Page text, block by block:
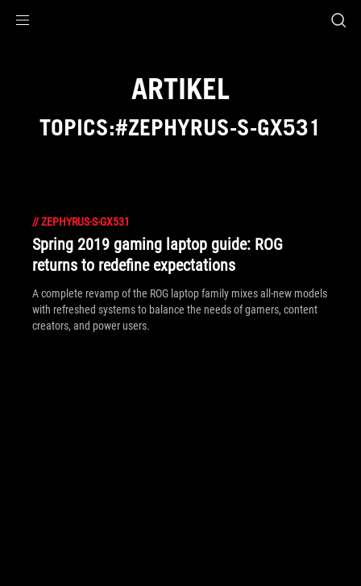
ARTIKEL
TOPICS:#ZEPHYRUS-S-GX531
//ZEPHYRUS-S-GX531
Spring 2019 gaming laptop guide: ROG
returns to redefine expectations
A complete revamp of the ROG laptop family mixes all-new models
with refreshed systems to balance the needs of gamers, content
creators, and power users.